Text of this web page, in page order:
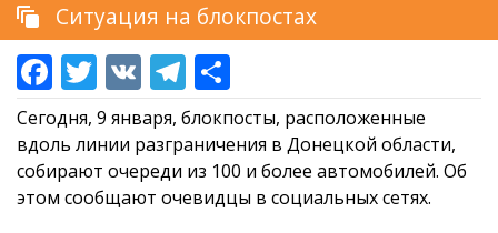
Ситуация на блокпостах
Сегодня, 9 января, блокпосты, расположенные
вдоль линии разграничения в Донецкой области,
собирают очереди из 100 и более автомобилей. Об
этом сообщают очевидцы в социальных сетях.